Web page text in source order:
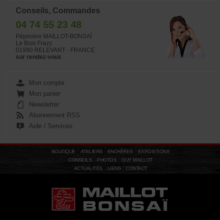
Conseils, Commandes
04 74 55 23 48
Pépinière MAILLOT-BONSAÏ
Le Bois Frazy
01990 RELEVANT - FRANCE
sur rendez-vous
Mon compte
Mon panier
Newsletter
Abonnement RSS
Aide / Services
BOUTIQUE ATELIERS ENCHÈRES
EXPOSITIONS
CONSEILS
PHOTOS
GUY MAILLOT
ACTUALITÉS
LIENS CONTACT